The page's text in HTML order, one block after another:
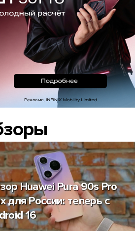
Huawei Pura 90s Pro
для России: теперь с
16